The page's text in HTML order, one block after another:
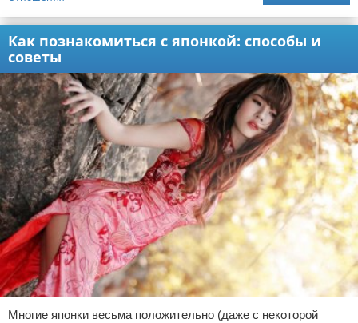
Как познакомиться с японкой: способы и
советы
Многие японки весьма положительно (даже с некоторой